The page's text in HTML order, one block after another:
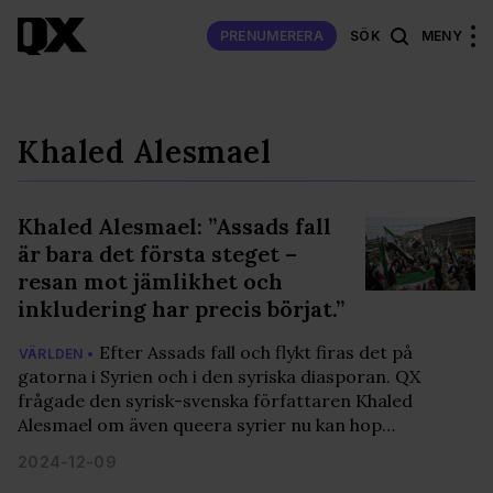
PRENUMERERA SÖK MENY
Khaled Alesmael
Khaled Alesmael: ”Assads fall
är bara det första steget –
resan mot jämlikhet och
inkludering har precis börjat.”
VÄRLDEN • Efter Assads fall och flykt firas det på
gatorna i Syrien och i den syriska diasporan. QX
frågade den syrisk-svenska författaren Khaled
Alesmael om även queera syrier nu kan hop…
2024-12-09